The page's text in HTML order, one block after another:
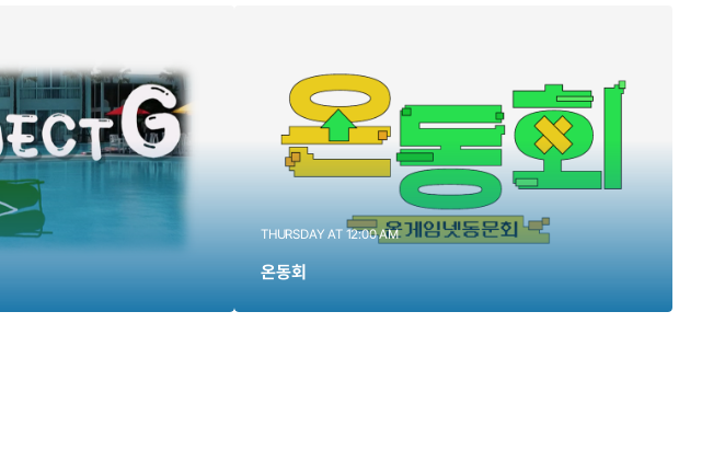
THURSDAY AT 12:00 AM
온동회